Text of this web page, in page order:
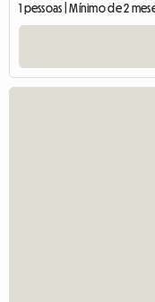
1 pessoas | Mínimo de 2